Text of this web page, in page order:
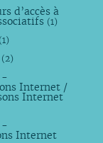
d’accès à
(1)
(1)
(2)
-
Internet /
Internet
-
Internet